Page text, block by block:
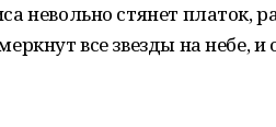
невольно стянет платок,
все звезды на небе, и